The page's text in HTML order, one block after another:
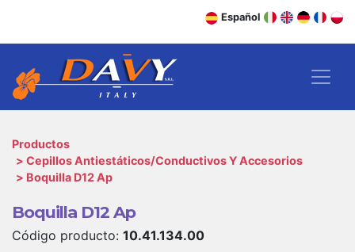
Español
Productos
Cepillos Antiestáticos/Conductivos Y Accesorios
Boquilla D12 Ap
Boquilla D12 Ap
Código producto: 10.41.134.00